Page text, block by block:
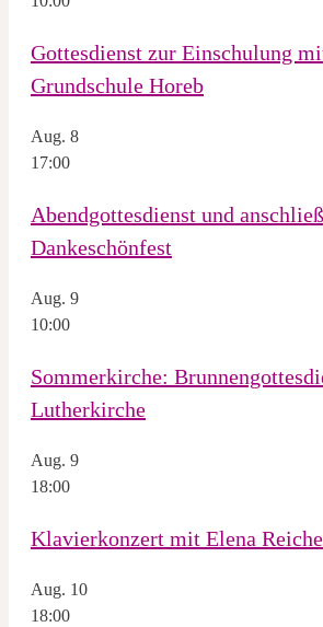
Gottesdienst zur Einschulung
Grundschule Horeb
Aug. 8
17:00
Abendgottesdienst und
Dankeschönfest
Aug. 9
10:00
Sommerkirche:
Lutherkirche
Aug. 9
18:00
Klavierkonzert mit Elena
Aug. 10
18:00